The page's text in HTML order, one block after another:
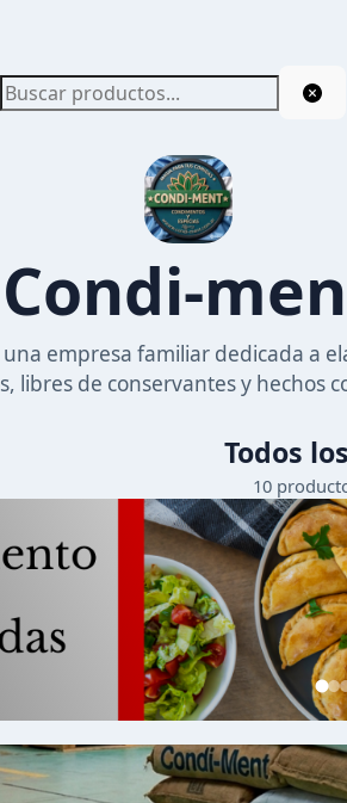
Condi-
una empresa familiar dedicada a
libres de conservantes y hechos
Todos
10